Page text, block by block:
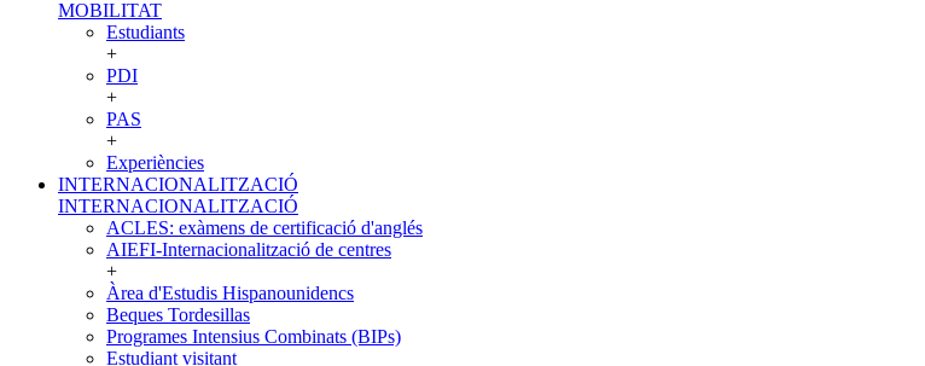
MOBILITAT
Estudiants
+
PDI
+
PAS
+
Experiències
INTERNACIONALITZACIÓ
INTERNACIONALITZACIÓ
ACLES: exàmens de certificació d'anglés
AIEFI-Internacionalització de centres
+
Àrea d'Estudis Hispanounidencs
Beques Tordesillas
Programes Intensius Combinats (BIPs)
Estudiant visitant